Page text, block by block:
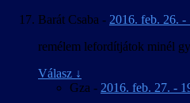
Barát Csaba - 2016. feb. 26. -
remélem lefordítjátok minél
Válasz ↓
Gza - 2016. feb. 27. -